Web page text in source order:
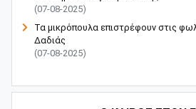
(07-08-2025)
Τα μικρόπουλα επιστρέφουν στις
Δαδιάς
(07-08-2025)